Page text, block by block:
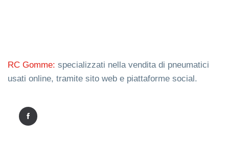
RC Gomme: specializzati nella vendita di pneumatici
usati online, tramite sito web e piattaforme social.